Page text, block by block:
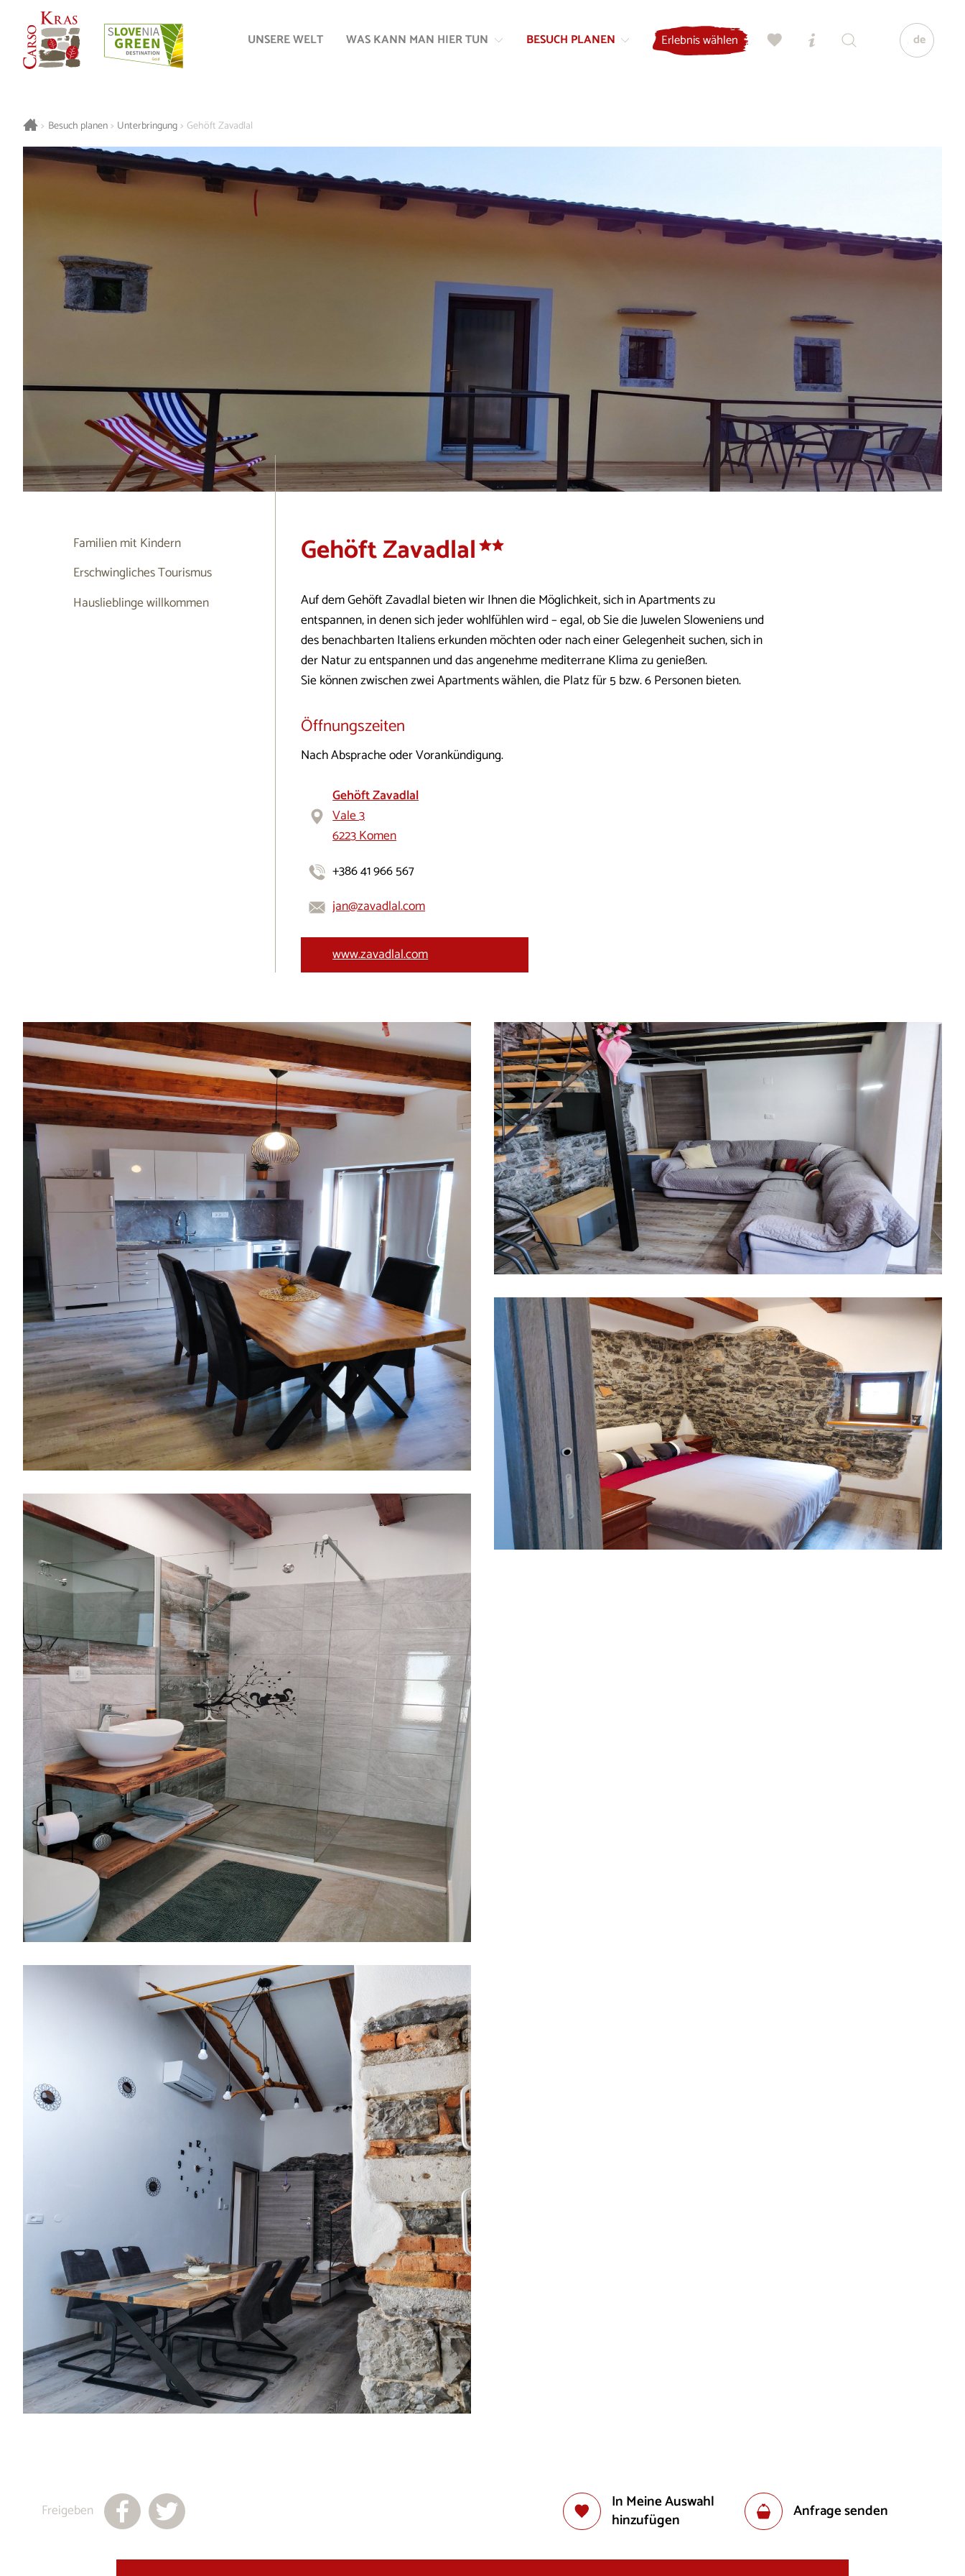
Inhalt
Navigation
UNSERE WELT WAS KANN MAN HIER TUN BESUCH PLANEN Erlebnis wählen de
> Besuch planen > Unterbringung > Gehöft Zavadlal
Gehöft Zavadlal
Auf dem Gehöft Zavadlal bieten wir Ihnen die Möglichkeit, sich in Apartments zu
entspannen, in denen sich jeder wohlfühlen wird – egal, ob Sie die Juwelen Sloweniens und
des benachbarten Italiens erkunden möchten oder nach einer Gelegenheit suchen, sich in
der Natur zu entspannen und das angenehme mediterrane Klima zu genießen.
Sie können zwischen zwei Apartments wählen, die Platz für 5 bzw. 6 Personen bieten.
Öffnungszeiten
Nach Absprache oder Vorankündigung.
Gehöft Zavadlal
Vale 3
6223 Komen
+386 41 966 567
jan@zavadlal.com
www.zavadlal.com
Familien mit Kindern
Erschwingliches Tourismus
Hauslieblinge willkommen
In Meine Auswahl
hinzufügen
Anfrage senden
Freigeben